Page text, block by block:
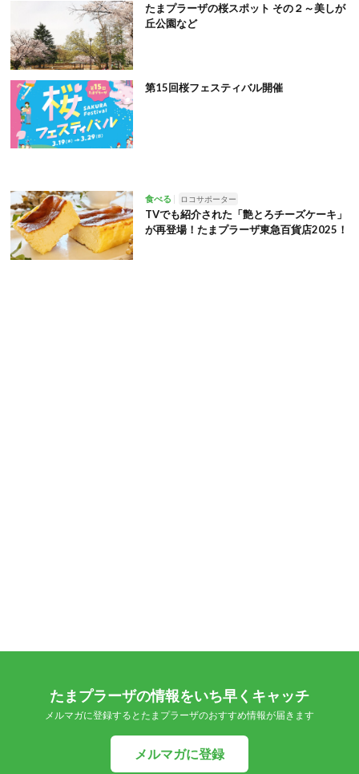
たまプラーザの桜スポット その２～美しが
丘公園など
第15回桜フェスティバル開催
食べる ロコサポーター
TVでも紹介された「艶とろチーズケーキ」
が再登場！たまプラーザ東急百貨店2025！
たまプラーザの情報をいち早くキャッチ
メルマガに登録するとたまプラーザのおすすめ情報が届きます
メルマガに登録